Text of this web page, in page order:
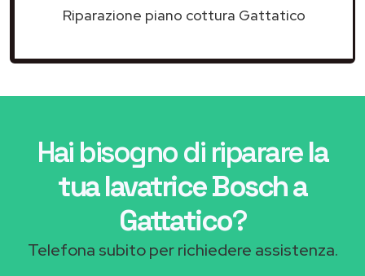
Riparazione piano cottura Gattatico
Hai bisogno di ripararela
tua lavatrice Bosch a
Gattatico?
Telefona subito per richiedere assistenza.